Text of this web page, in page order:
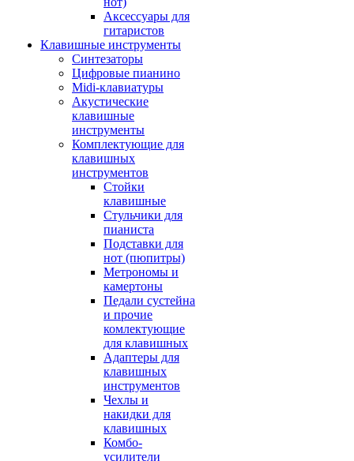
Аксессуары для
гитаристов
Клавишные инструменты
Синтезаторы
Цифровые пианино
Midi-клавиатуры
Акустические
клавишные
инструменты
Комплектующие для
клавишных
инструментов
Стойки
клавишные
Стульчики для
пианиста
Подставки для
нот (пюпитры)
Метрономы и
камертоны
Педали сустейна
и прочие
комлектующие
для клавишных
Адаптеры для
клавишных
инструментов
Чехлы и
накидки для
клавишных
Комбо-
усилители